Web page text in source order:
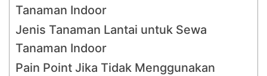
Tanaman Indoor
Jenis Tanaman Lantai untuk Sewa
Tanaman Indoor
Pain Point Jika Tidak Menggunakan